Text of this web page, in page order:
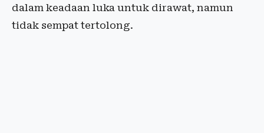
dalam keadaan luka untuk dirawat, namun
tidak sempat tertolong.